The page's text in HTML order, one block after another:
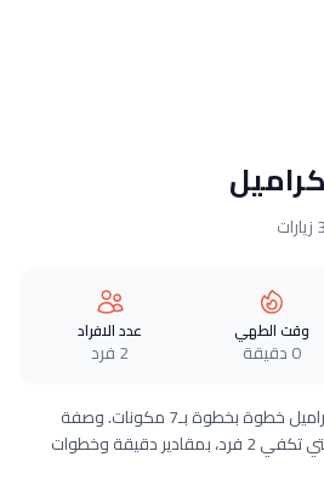
وقت الطهي
0 دقيقة
عدد الافراد
2 فرد
طريقة عمل قهوة باللبن والكراميل خطوة بخطوة بـ7 مكونات. وصفة
سهلة ومجرّبة من مطبخ دلوقتي تكفي 2 فرد، بمقادير دقيقة وخطوات